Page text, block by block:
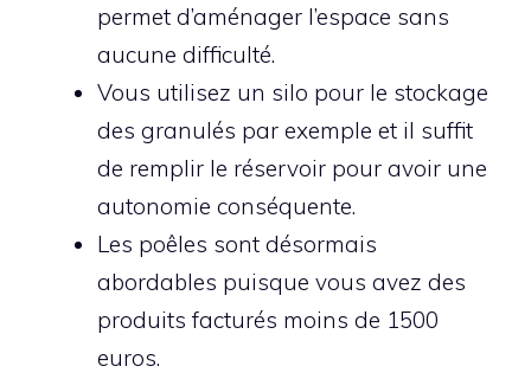
permet d’aménager l’espace sans
aucune difficulté.
Vous utilisez un silo pour le stockage
des granulés par exemple et il suffit
de remplir le réservoir pour avoir une
autonomie conséquente.
Les poêles sont désormais
abordables puisque vous avez des
produits facturés moins de 1500
euros.